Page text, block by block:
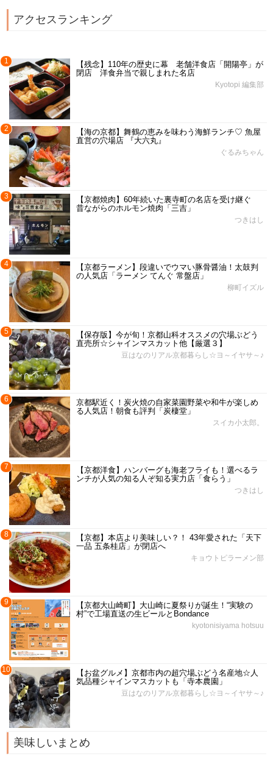
アクセスランキング
1
【残念】110年の歴史に幕 老舗洋食店「開陽亭」が
閉店 洋食弁当で親しまれた名店
Kyotopi 編集部
2
【海の京都】舞鶴の恵みを味わう海鮮ランチ♡ 魚屋
直営の穴場店 『大六丸』
ぐるみちゃん
3
【京都焼肉】60年続いた裏寺町の名店を受け継ぐ
昔ながらのホルモン焼肉「三吉」
つきはし
4
【京都ラーメン】段違いでウマい豚骨醤油！太鼓判
の人気店「ラーメン てんぐ 常盤店」
柳町イズル
5
【保存版】今が旬！京都山科オススメの穴場ぶどう
直売所☆シャインマスカット他【厳選３】
豆はなのリアル京都暮らし☆ヨ～イヤサ～♪
6
京都駅近く！炭火焼の自家菜園野菜や和牛が楽しめ
る人気店！朝食も評判「炭棲堂」
スイカ小太郎。
7
【京都洋食】ハンバーグも海老フライも！選べるラ
ンチが人気の知る人ぞ知る実力店「食らう」
つきはし
8
【京都】本店より美味しい？！ 43年愛された「天下
一品 五条桂店」が閉店へ
キョウトピラーメン部
9
【京都大山崎町】大山崎に夏祭りが誕生！“実験の
村”で工場直送の生ビールとBondance
kyotonisiyama hotsuu
10
【お盆グルメ】京都市内の超穴場ぶどう名産地☆人
気品種シャインマスカットも「寺本農園」
豆はなのリアル京都暮らし☆ヨ～イヤサ～♪
美味しいまとめ